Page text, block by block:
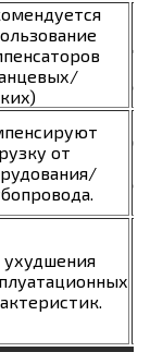
от
ухудшения